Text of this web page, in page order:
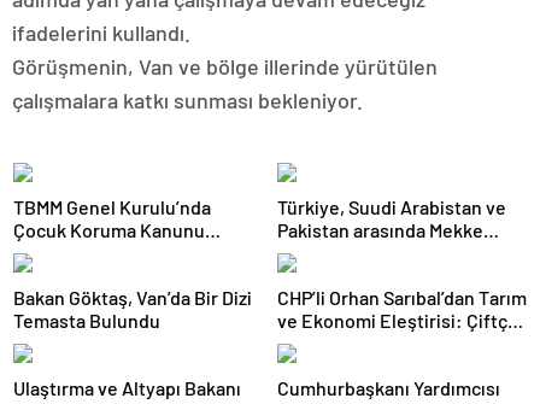
ifadelerini kullandı.
Görüşmenin, Van ve bölge illerinde yürütülen
çalışmalara katkı sunması bekleniyor.
TBMM Genel Kurulu’nda
Çocuk Koruma Kanunu
teklifinde yeni maddeler
kabul edildi
Türkiye, Suudi Arabistan ve
Pakistan arasında Mekke
Ortak Savunma Anlaşması
imzalandı
Bakan Göktaş, Van’da Bir Dizi
Temasta Bulundu
CHP’li Orhan Sarıbal’dan Tarım
ve Ekonomi Eleştirisi: Çiftçi
Kaderiyle Baş Başa Kaldı
Ulaştırma ve Altyapı Bakanı
Cumhurbaşkanı Yardımcısı